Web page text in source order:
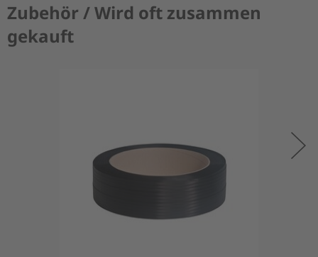
Zubehör / Wird oft zusammen
gekauft